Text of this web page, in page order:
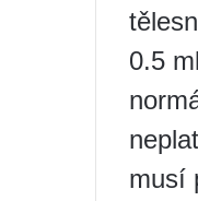
0.5
musí